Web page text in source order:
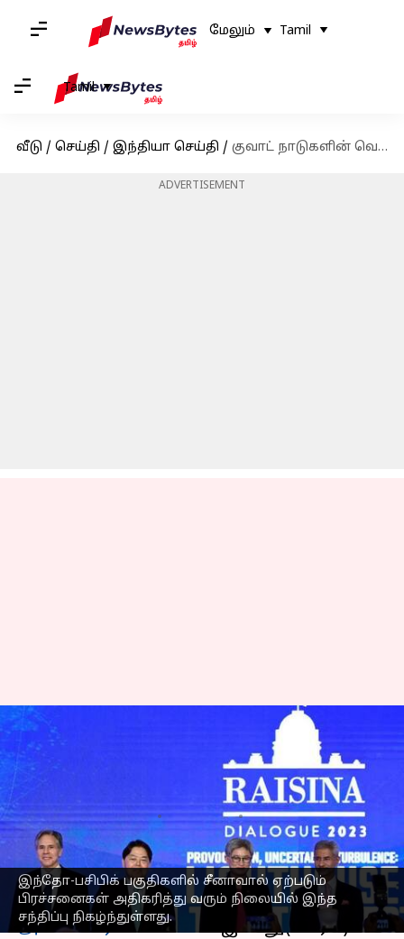
மேலும் Tamil
Tamil
வீடு / செய்தி / இந்தியா செய்தி / குவாட் நாடுகளின் வெளியுறவுத்துறை அமைச்சர்கள் கூட்டம்
ADVERTISEMENT
இந்தோ-பசிபிக் பகுதிகளில் சீனாவால் ஏற்படும்
பிரச்சனைகள் அதிகரித்து வரும் நிலையில் இந்த
சந்திப்பு நிகழ்ந்துள்ளது.
குவாட் நாடுகளின்
வெளியுறவுத்துறை
அமைச்சர்கள் கூட்டம்
எழுதியவர் Sindhuja SM Mar 03, 2023 01:55 pm
செய்தி முன்னோட்டம்
குவாட் நாடுகளின்வெளியுறவுத்துறை
அமைச்சர்கள்கூட்டம் இன்று(மார் 3)